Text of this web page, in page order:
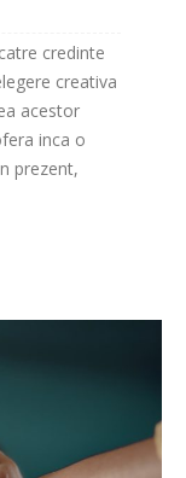
credinte
creativa
acestor
inca o
prezent,